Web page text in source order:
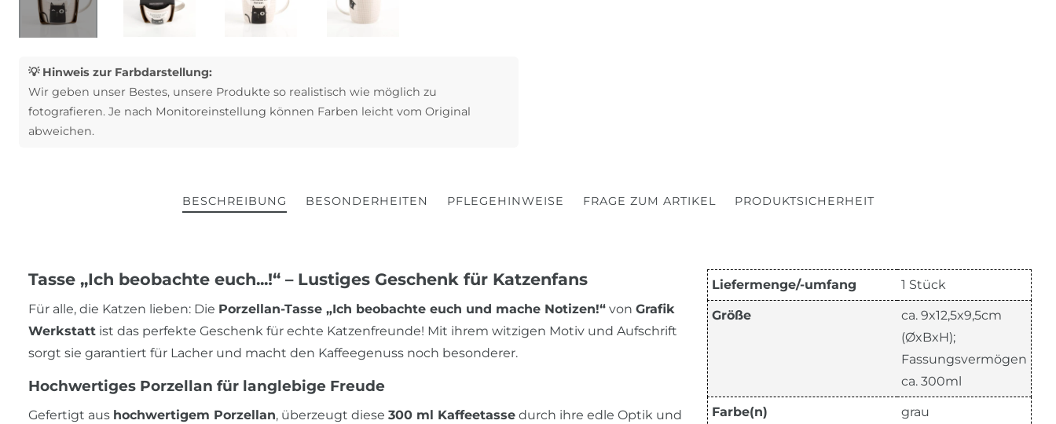
💡 Hinweis zur Farbdarstellung:
Wir geben unser Bestes, unsere Produkte so realistisch wie möglich zu
fotografieren. Je nach Monitoreinstellung können Farben leicht vom Original
abweichen.
BESCHREIBUNG BESONDERHEITEN PFLEGEHINWEISE FRAGE ZUM ARTIKEL PRODUKTSICHERHEIT
Tasse „Ich beobachte euch...!“ – Lustiges Geschenk für Katzenfans
Für alle, die Katzen lieben: Die Porzellan-Tasse „Ich beobachte euch und mache Notizen!“ von Grafik
Werkstatt ist das perfekte Geschenk für echte Katzenfreunde! Mit ihrem witzigen Motiv und Aufschrift
sorgt sie garantiert für Lacher und macht den Kaffeegenuss noch besonderer.
Hochwertiges Porzellan für langlebige Freude
Gefertigt aus hochwertigem Porzellan, überzeugt diese 300 ml Kaffeetasse durch ihre edle Optik und
Liefermenge/-umfang 1 Stück
Größe
ca. 9x12,5x9,5cm
(ØxBxH);
Fassungsvermögen
ca. 300ml
Farbe(n) grau